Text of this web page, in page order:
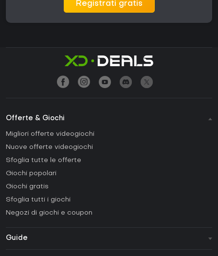
Registrati gratis
Offerte & Giochi
Migliori offerte videogiochi
Nuove offerte videogiochi
Sfoglia tutte le offerte
Giochi popolari
Giochi gratis
Sfoglia tutti i giochi
Negozi di giochi e coupon
Guide